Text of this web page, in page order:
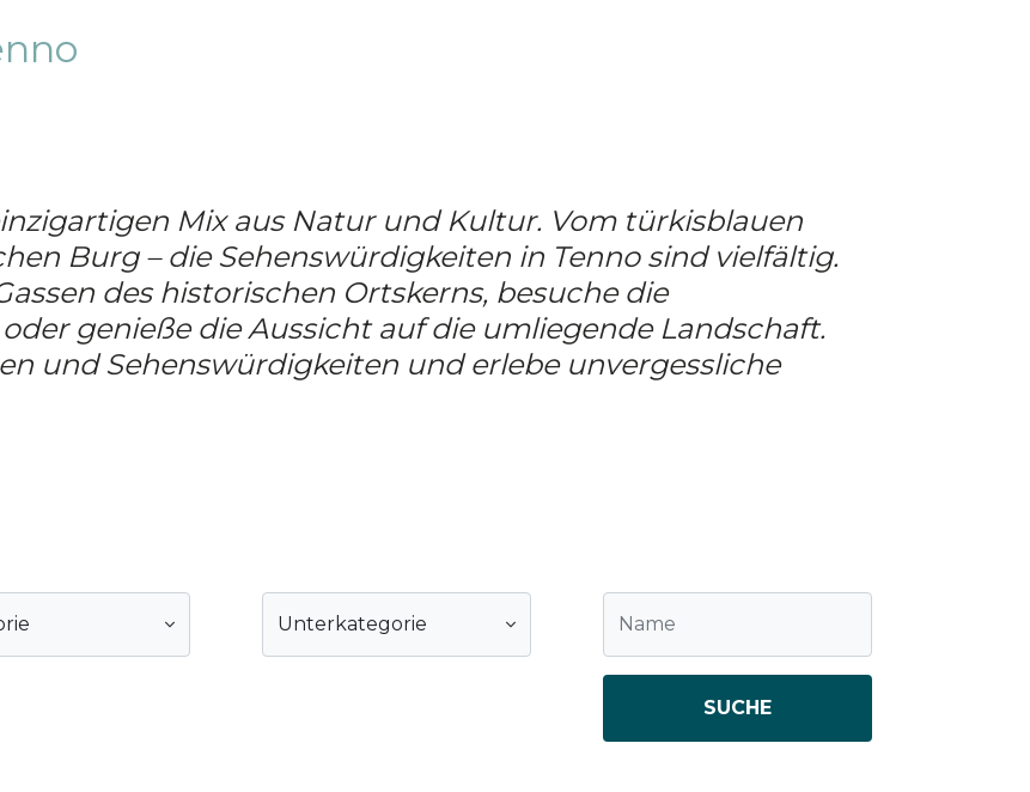
Mix aus Natur und Kultur. Vom türkisblauen
Burg – die Sehenswürdigkeiten in Tenno sind vielfältig.
des historischen Ortskerns, besuche die
genieße die Aussicht auf die umliegende Landschaft.
und Sehenswürdigkeiten und erlebe unvergessliche
Unterkategorie
SUCHE